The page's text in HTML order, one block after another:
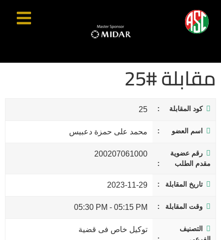
مقابلة #25
كود المقابلة 25
اسم العضو محمد على حمزة دعبيس
رقم عضوية
مقدم الطلب
200207061000
تاريخ المقابلة 2023-11-29
وقت المقابلة 05:15 PM
-
05:30 PM
التصنيف
توكيل خاص فى قضية